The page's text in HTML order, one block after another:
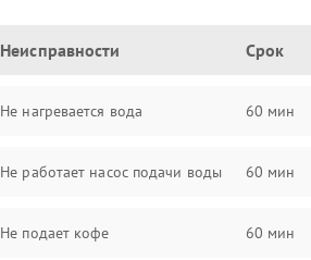
Неисправности Срок
Не нагревается вода 60 мин
Не работает насос подачи воды 60 мин
Не подает кофе 60 мин